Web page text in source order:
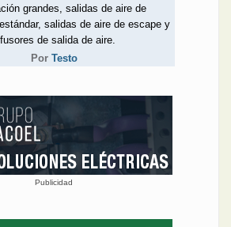
grandes, salidas de aire de
salidas de aire de escape y
de salida de aire.
Por Testo
Publicidad